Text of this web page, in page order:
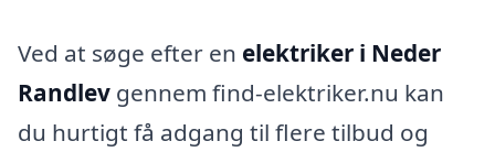
Ved at søge efter en elektriker i Neder
Randlev gennem find-elektriker.nu kan
du hurtigt få adgang til flere tilbud og